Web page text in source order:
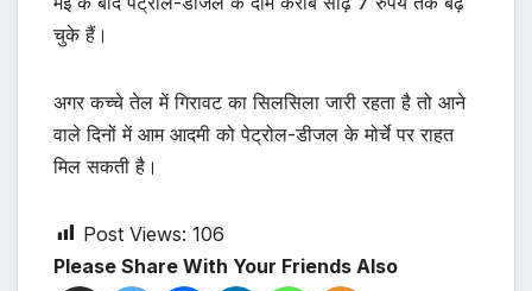
चुके हैं।
अगर कच्चे तेल में गिरावट का सिलसिला जारी रहता है तो आने
वाले दिनों में आम आदमी को पेट्रोल-डीजल के मोर्चे पर राहत
मिल सकती है।
Post Views: 106
Please Share With Your Friends Also